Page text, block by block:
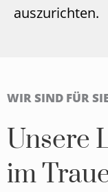
auszurichten.
WIR SIND FÜR
Unsere
im